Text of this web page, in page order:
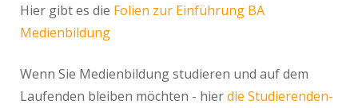
Hier gibt es die Folien zur Einführung BA
Medienbildung
Wenn Sie Medienbildung studieren und auf dem
Laufenden bleiben möchten - hierdie Studierenden-